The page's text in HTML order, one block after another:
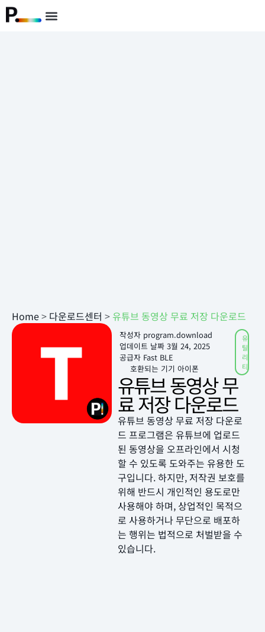
Home> 다운로드센터 >유튜브 동영상 무료 저장 다운로드
작성자 program.download
업데이트 날짜 3월 24, 2025
공급자 Fast BLE
호환되는 기기 아이폰
유
틸
리
티
유튜브 동영상 무
료 저장 다운로드
유튜브 동영상 무료 저장 다운로
드 프로그램은 유튜브에 업로드
된 동영상을 오프라인에서 시청
할 수 있도록 도와주는 유용한 도
구입니다. 하지만, 저작권 보호를
위해 반드시 개인적인 용도로만
사용해야 하며, 상업적인 목적으
로 사용하거나 무단으로 배포하
는 행위는 법적으로 처벌받을 수
있습니다.